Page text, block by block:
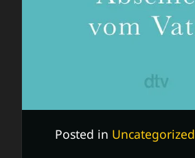
Posted in Uncategorized